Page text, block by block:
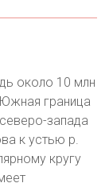
около 10 млн
граница
запада
к устью р.
кругу